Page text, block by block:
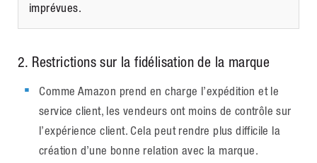
imprévues.
2. Restrictions sur la fidélisation de la marque
Comme Amazon prend en charge l’expédition et le
service client, les vendeurs ont moins de contrôle sur
l’expérience client. Cela peut rendre plus difficile la
création d’une bonne relation avec la marque.